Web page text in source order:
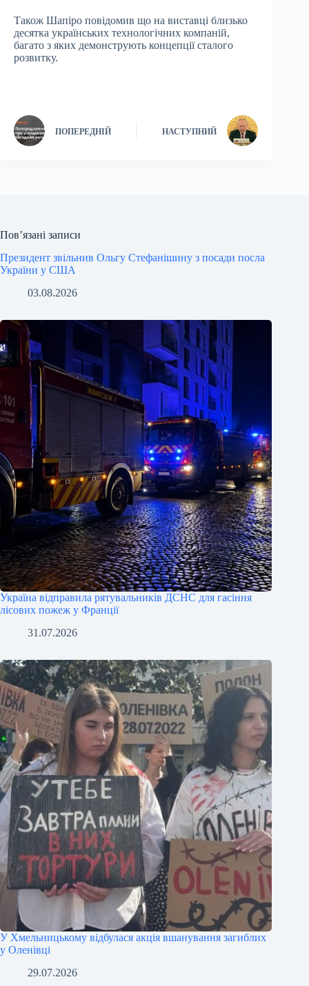
Також Шапіро повідомив що на виставці близько
десятка українських технологічних компаній,
багато з яких демонструють концепції сталого
розвитку.
ПОПЕРЕДНІЙ НАСТУПНИЙ
Пов’язані записи
Президент звільнив Ольгу Стефанішину з посади посла
України у США
03.08.2026
Україна відправила рятувальників ДСНС для гасіння
лісових пожеж у Франції
31.07.2026
У Хмельницькому відбулася акція вшанування загиблих
у Оленівці
29.07.2026